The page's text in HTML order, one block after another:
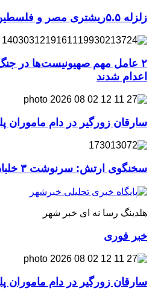
زلزله ۵.۵ریشتری مصر و فلسطین را لرزاند
اعدام شدند
سارقان زورگیر در دام ماموران
سخنگوی ارتش: سرنوشت ۳ خلبان ما هنوز مشخص نیست
هلدینگ رسا نه ای خبر شهر
خبر فوری
سارقان زورگیر در دام ماموران